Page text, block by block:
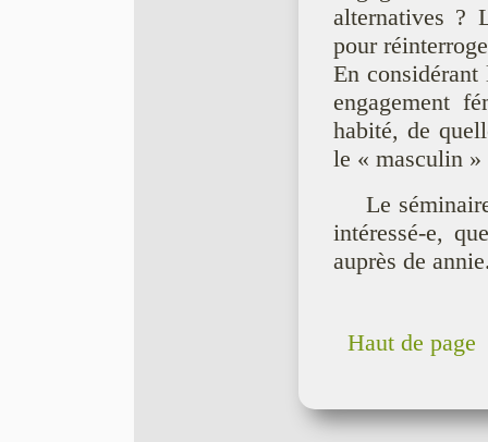
alternatives ?
pour
En considérant
engagement
habité, de
le « masculin »
Le
intéressé-e,
auprès de
Haut de page